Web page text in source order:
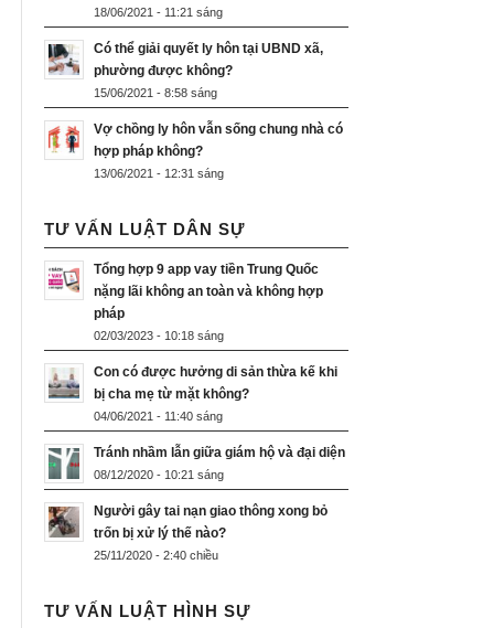
18/06/2021 - 11:21 sáng
Có thể giải quyết ly hôn tại UBND xã,
phường được không?
15/06/2021 - 8:58 sáng
Vợ chồng ly hôn vẫn sống chung nhà có
hợp pháp không?
13/06/2021 - 12:31 sáng
TƯ VẤN LUẬT DÂN SỰ
Tổng hợp 9 app vay tiền Trung Quốc
nặng lãi không an toàn và không hợp
pháp
02/03/2023 - 10:18 sáng
Con có được hưởng di sản thừa kế khi
bị cha mẹ từ mặt không?
04/06/2021 - 11:40 sáng
Tránh nhầm lẫn giữa giám hộ và đại diện
08/12/2020 - 10:21 sáng
Người gây tai nạn giao thông xong bỏ
trốn bị xử lý thế nào?
25/11/2020 - 2:40 chiều
TƯ VẤN LUẬT HÌNH SỰ